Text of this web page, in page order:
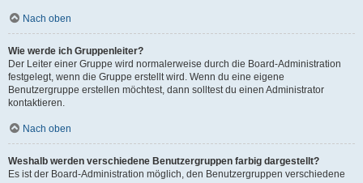
Nach oben
Wie werde ich Gruppenleiter?
Der Leiter einer Gruppe wird normalerweise durch die Board-Administration
festgelegt, wenn die Gruppe erstellt wird. Wenn du eine eigene
Benutzergruppe erstellen möchtest, dann solltest du einen Administrator
kontaktieren.
Nach oben
Weshalb werden verschiedene Benutzergruppen farbig dargestellt?
Es ist der Board-Administration möglich, den Benutzergruppen verschiedene